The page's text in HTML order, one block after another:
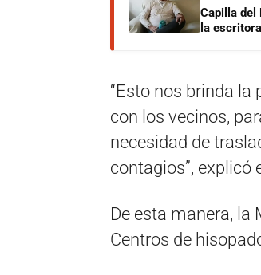
Capilla del
la
“Esto nos brinda
con los vecinos,
necesidad de
contagios”, explicó
De esta manera,
Centros de